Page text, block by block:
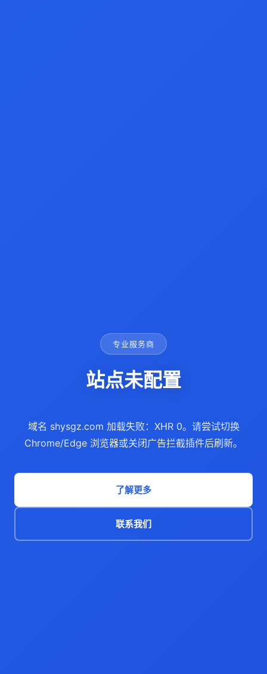
专业服务商
站点未配置
域名 shysgz.com 加载失败：XHR 0。请尝试切换
Chrome/Edge 浏览器或关闭广告拦截插件后刷新。
了解更多
联系我们